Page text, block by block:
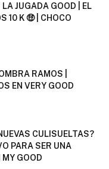
JUGADA GOOD | EL
10 K 🤑 | CHOCO
RAMOS |
EN VERY GOOD
CULISUELTAS?
PARA SER UNA
MY GOOD